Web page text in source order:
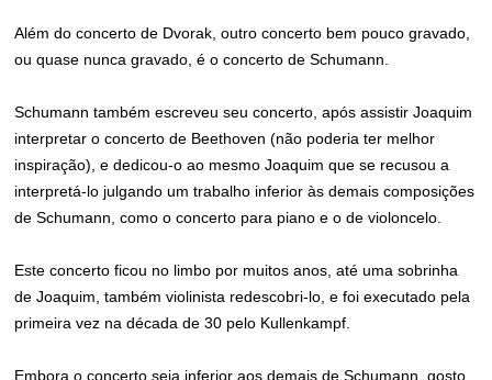
Além do concerto de Dvorak, outro concerto bem pouco gravado,
ou quase nunca gravado, é o concerto de Schumann.
Schumann também escreveu seu concerto, após assistir Joaquim
interpretar o concerto de Beethoven (não poderia ter melhor
inspiração), e dedicou-o ao mesmo Joaquim que se recusou a
interpretá-lo julgando um trabalho inferior às demais composições
de Schumann, como o concerto para piano e o de violoncelo.
Este concerto ficou no limbo por muitos anos, até uma sobrinha
de Joaquim, também violinista redescobri-lo, e foi executado pela
primeira vez na década de 30 pelo Kullenkampf.
Embora o concerto seja inferior aos demais de Schumann, gosto